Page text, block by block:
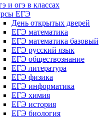
и огэ в классах
ЕГЭ
День открытых дверей
ЕГЭ математика
ЕГЭ математика базовый
ЕГЭ русский язык
ЕГЭ обществознание
ЕГЭ литература
ЕГЭ физика
ЕГЭ информатика
ЕГЭ химия
ЕГЭ история
ЕГЭ биология